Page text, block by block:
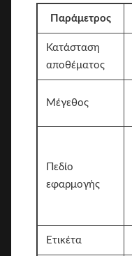
Παράμετρος
Κατάσταση
αποθέματος
Μέγεθος
Πεδίο
εφαρμογής
Ετικέτα